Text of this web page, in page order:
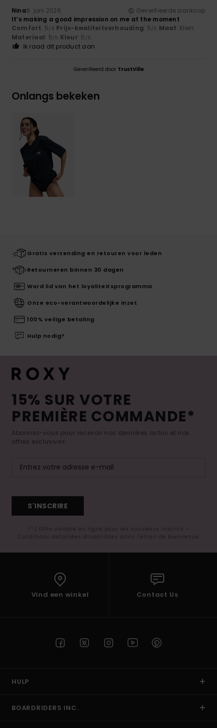
Nina9. juni 2026
Geverifieerde aankoop
It’s making a good impression on me at the moment
Comfort: 5/5 Prijs-kwaliteitverhouding: 5/5 Maat: Klein
Materiaal: 5/5 Kleur: 5 /5
Ik raad dit product aan
Geverifieerd door TrustVille
Onlangs bekeken
Gratis verzending en retouren voor leden
Retourneren binnen 30 dagen
Word lid van het loyaliteitsprogramma
Onze eco-verantwoordelijke inzet
100% veilige betaling
Hulp nodig?
15% SUR VOTRE
PREMIÈRE COMMANDE*
Abonnez-vous pour recevoir nos dernières actus et nos
offres exclusives.
S'INSCRIRE
(*) Offre valable en ligne pour les nouveaux inscrits -
Conditions détaillées disponibles dans l'email de bienvenue
Vind een winkel Contact Us
HULP
BOARDRIDERS INC.